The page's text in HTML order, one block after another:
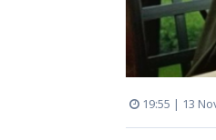
19:55 | 13